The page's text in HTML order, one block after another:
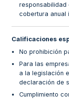
responsabilidad
cobertura anual
Calificaciones
No prohibición
Para las
a la legislación
declaración de
Cumplimiento